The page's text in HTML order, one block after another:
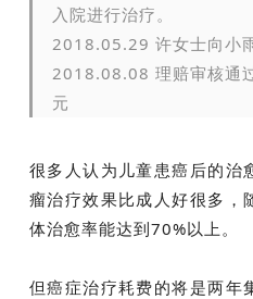
入院进行治疗。
2018.05.29 许女士向小
2018.08.08 理赔审核通
元
很多人认为儿童患癌后的治
瘤治疗效果比成人好很多，
体治愈率能达到70%以上。
但癌症治疗耗费的将是两年